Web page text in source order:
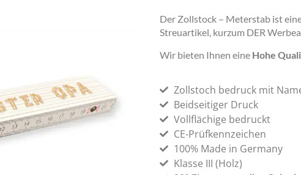
Der Zollstock – Meterstab ist
Streuartikel, kurzum DER
Wir bieten Ihnen eine Hohe
Zollstoch bedruck mit
Beidseitiger Druck
Vollflächige bedruckt
CE-Prüfkennzeichen
100% Made in Germany
Klasse III (Holz)